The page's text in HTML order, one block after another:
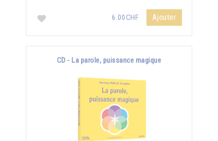
6.00CHF Ajouter
CD - La parole, puissance magique